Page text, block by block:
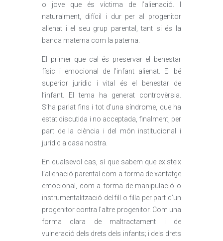
o jove que és víctima de l’alienació. I
naturalment, difícil i dur per al progenitor
alienat i el seu grup parental, tant si és la
banda materna com la paterna.
El primer que cal és preservar el benestar
físic i emocional de l’infant alienat. El bé
superior jurídic i vital és el benestar de
l’infant. El tema ha generat controvèrsia.
S’ha parlat fins i tot d’una síndrome, que ha
estat discutida i no acceptada, finalment, per
part de la ciència i del món institucional i
jurídic a casa nostra.
En qualsevol cas, sí que sabem que existeix
l’alienació parental com a forma de xantatge
emocional, com a forma de manipulació o
instrumentalització del fill o filla per part d’un
progenitor contra l’altre progenitor. Com una
forma clara de maltractament i de
vulneració dels drets dels infants; i dels drets